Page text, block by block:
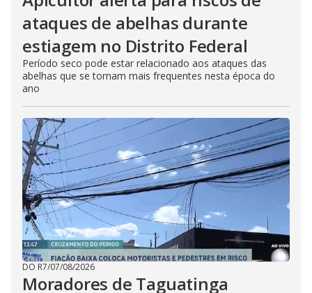
ataques de abelhas durante
estiagem no Distrito Federal
Período seco pode estar relacionado aos ataques das
abelhas que se tornam mais frequentes nesta época do
ano
DO R7/07/08/2026
Moradores de Taguatinga